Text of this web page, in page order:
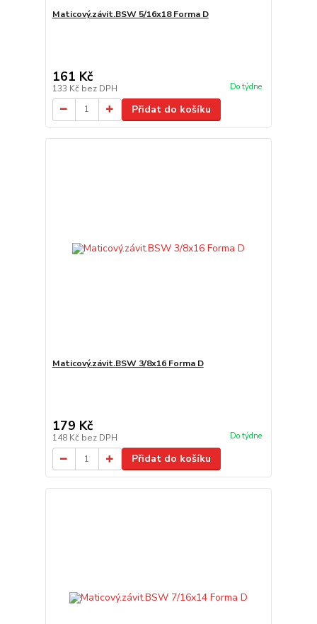
Maticový.závit.BSW 5/16x18 Forma D
161 Kč
133 Kč bez DPH Do týdne
Přidat do košíku
Maticový.závit.BSW 3/8x16 Forma D
179 Kč
148 Kč bez DPH Do týdne
Přidat do košíku